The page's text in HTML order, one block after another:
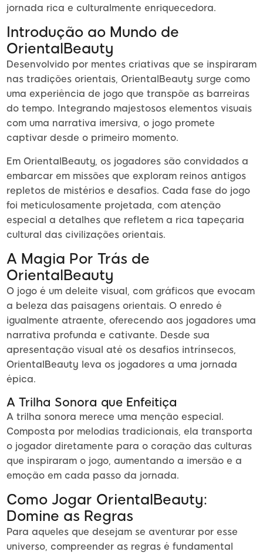
jornada rica e culturalmente enriquecedora.
Introdução ao Mundo de
OrientalBeauty
Desenvolvido por mentes criativas que se inspiraram
nas tradições orientais, OrientalBeauty surge como
uma experiência de jogo que transpõe as barreiras
do tempo. Integrando majestosos elementos visuais
com uma narrativa imersiva, o jogo promete
captivar desde o primeiro momento.
Em OrientalBeauty, os jogadores são convidados a
embarcar em missões que exploram reinos antigos
repletos de mistérios e desafios. Cada fase do jogo
foi meticulosamente projetada, com atenção
especial a detalhes que refletem a rica tapeçaria
cultural das civilizações orientais.
A Magia Por Trás de
OrientalBeauty
O jogo é um deleite visual, com gráficos que evocam
a beleza das paisagens orientais. O enredo é
igualmente atraente, oferecendo aos jogadores uma
narrativa profunda e cativante. Desde sua
apresentação visual até os desafios intrínsecos,
OrientalBeauty leva os jogadores a uma jornada
épica.
A Trilha Sonora que Enfeitiça
A trilha sonora merece uma menção especial.
Composta por melodias tradicionais, ela transporta
o jogador diretamente para o coração das culturas
que inspiraram o jogo, aumentando a imersão e a
emoção em cada passo da jornada.
Como Jogar OrientalBeauty:
Domine as Regras
Para aqueles que desejam se aventurar por esse
universo, compreender as regras é fundamental